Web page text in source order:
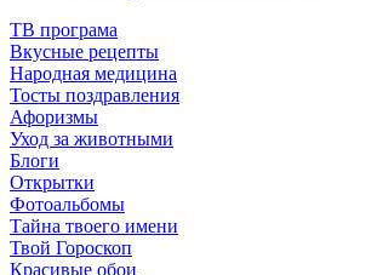
ТВ програма
Вкусные рецепты
Народная медицина
Тосты поздравления
Афоризмы
Уход за животными
Блоги
Открытки
Фотоальбомы
Тайна твоего имени
Твой Гороскоп
Красивые обои